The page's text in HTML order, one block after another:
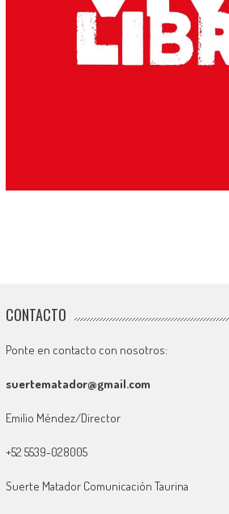
CONTACTO
Ponte en contacto con nosotros:
suertematador@gmail.com
Emilio Méndez/Director
+52 5539-028005
Suerte Matador Comunicación Taurina